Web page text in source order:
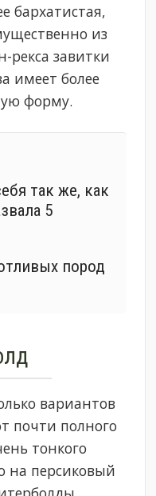
бархатистая,
из
рекса завитки
имеет более
форму.
так же, как
5
пород
вариантов
почти полного
тонкого
на персиковый